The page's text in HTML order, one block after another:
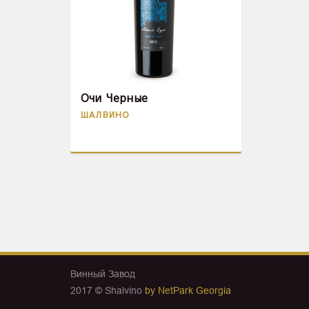
Очи Черные
ШАЛВИНО
Винный Завод
2017 © Shalvino by NetPark Georgia